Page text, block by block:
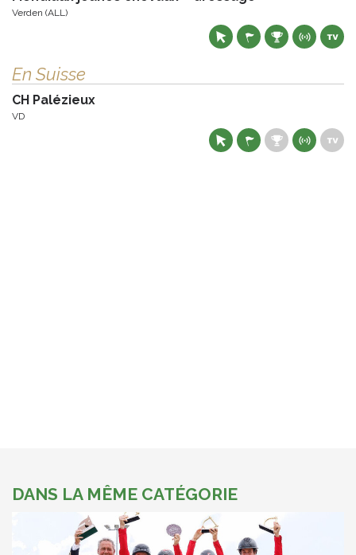
Verden (ALL)
En Suisse
CH Palézieux
VD
DANS LA MÊME CATÉGORIE